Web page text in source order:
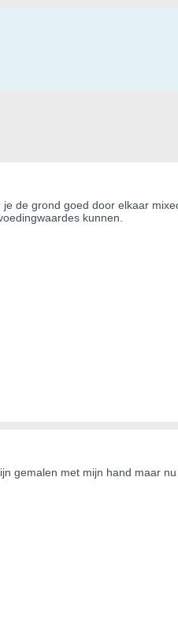
de grond goed door elkaar
kunnen.
gemalen met mijn hand maar nu